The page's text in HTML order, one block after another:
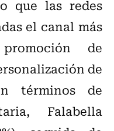
que las redes
el canal más
de
de
términos de
Falabella